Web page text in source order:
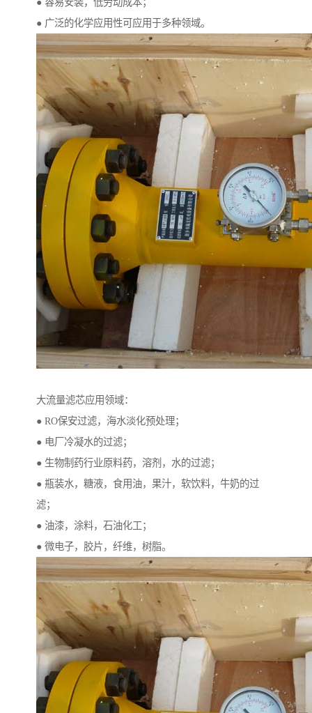
● 广泛的化学应用性可应用于多种领域。
大流量滤芯应用领域：
● RO保安过滤，海水淡化预处理；
● 电厂冷凝水的过滤；
● 生物制药行业原料药，溶剂，水的过滤；
● 瓶装水，糖液，食用油，果汁，软饮料，牛奶的过
滤；
● 油漆，涂料，石油化工；
● 微电子，胶片，纤维，树脂。